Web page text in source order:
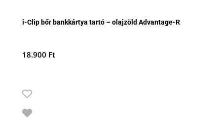
i-Clip bőr bankkártya tartó – olajzöld Advantage-R
18.900 Ft